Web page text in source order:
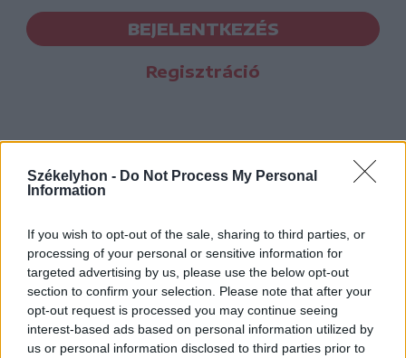
Székelyhon - Do Not Process My Personal
Information
If you wish to opt-out of the sale, sharing to third parties, or
processing of your personal or sensitive information for
targeted advertising by us, please use the below opt-out
section to confirm your selection. Please note that after your
opt-out request is processed you may continue seeing
interest-based ads based on personal information utilized by
us or personal information disclosed to third parties prior to
BEJELENTKEZÉS
Regisztráció
Hasznos
Impresszum